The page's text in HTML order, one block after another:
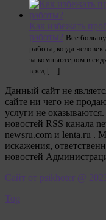
Как избежать
работы? Все
работа, когда
за компьютером в
вред […]
Данный сайт не
сайте ни чего не
услуги не
новостей RSS канала
newsru.com и lenta.ru .
искажения,
новостей
Сайт от psikhoter @
Top